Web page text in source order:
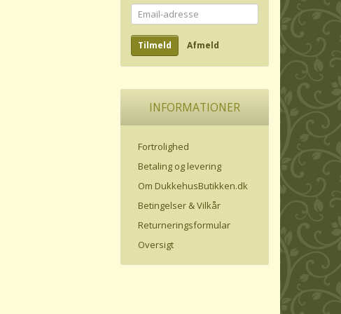
Email-
adresse
Tilmeld Afmeld
INFORMATIONER
Fortrolighed
Betaling og levering
Om DukkehusButikken.dk
Betingelser & Vilkår
Returneringsformular
Oversigt